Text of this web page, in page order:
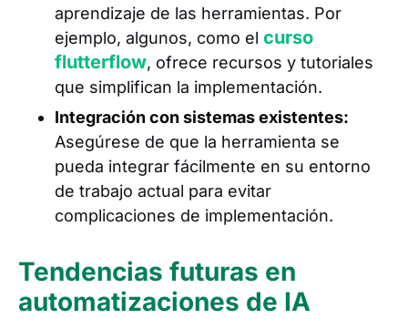
aprendizaje de las herramientas. Por
ejemplo, algunos, como el curso
flutterflow, ofrece recursos y tutoriales
que simplifican la implementación.
Integración con sistemas existentes:
Asegúrese de que la herramienta se
pueda integrar fácilmente en su entorno
de trabajo actual para evitar
complicaciones de implementación.
Tendencias futuras en
automatizaciones de IA